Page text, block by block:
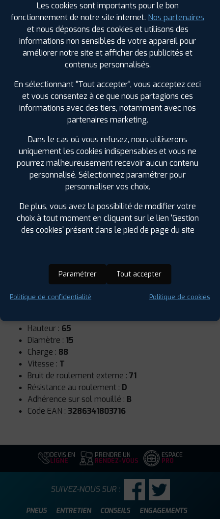
SPÉCIFICATIONS AVIS CLIENTS ÉTIQUETAGE
Saison :
Hiver
Hauteur : 65
Diamètre : 15
Charge : 88
Vitesse : T
Bruit de roulement externe : 71
Résistance au roulement : D
Adhérence sur sol mouillé : B
Code EAN : 3286341803716
DEVIS EN
LIGNE
PRENDRE UN
RENDEZ-VOUS
ESPACE
PRO
PNEUS ENTRETIEN CONSEILS ENGAGEMENTS
SUIVEZ-NOUS SUR :
Les cookies sont importants pour le bon
fonctionnement de notre site internet. Nos partenaires
et nous déposons des cookies et utilisons des
informations non sensibles de votre appareil pour
améliorer notre site et afficher des publicités et
contenus personnalisés.
En sélectionnant "Tout accepter", vous acceptez ceci
et vous consentez à ce que nous partagions ces
informations avec des tiers, notamment avec nos
partenaires marketing.
Dans le cas où vous refusez, nous utiliserons
uniquement les cookies indispensables et vous ne
pourrez malheureusement recevoir aucun contenu
personnalisé. Sélectionnez paramétrer pour
personnaliser vos choix.
De plus, vous avez la possibilité de modifier votre
choix à tout moment en cliquant sur le lien 'Gestion
des cookies' présent dans le pied de page du site
Paramétrer Tout accepter
Politique de confidentialité Politique de cookies